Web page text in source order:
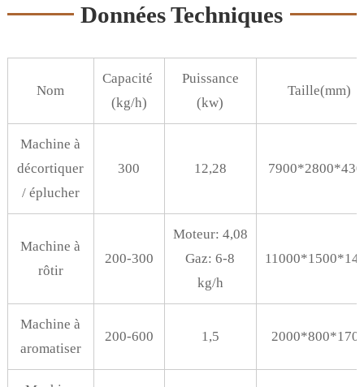
Données Techniques
Nom
Capacité
(kg/h)
Puissance
(kw)
Taille(mm)
Machine à
décortiquer
/ éplucher
300 12,28
Machine à
rôtir
200-300
Moteur: 4,08
Gaz: 6-8
kg/h
Machine à
aromatiser
200-600 1,5